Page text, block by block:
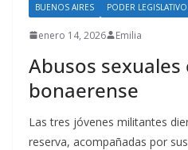
BUENOS AIRES PODER LEGISLATIVO
enero 14, 2026 Emilia
Abusos sexuales
bonaerense
Las tres jóvenes militantes
reserva, acompañadas por